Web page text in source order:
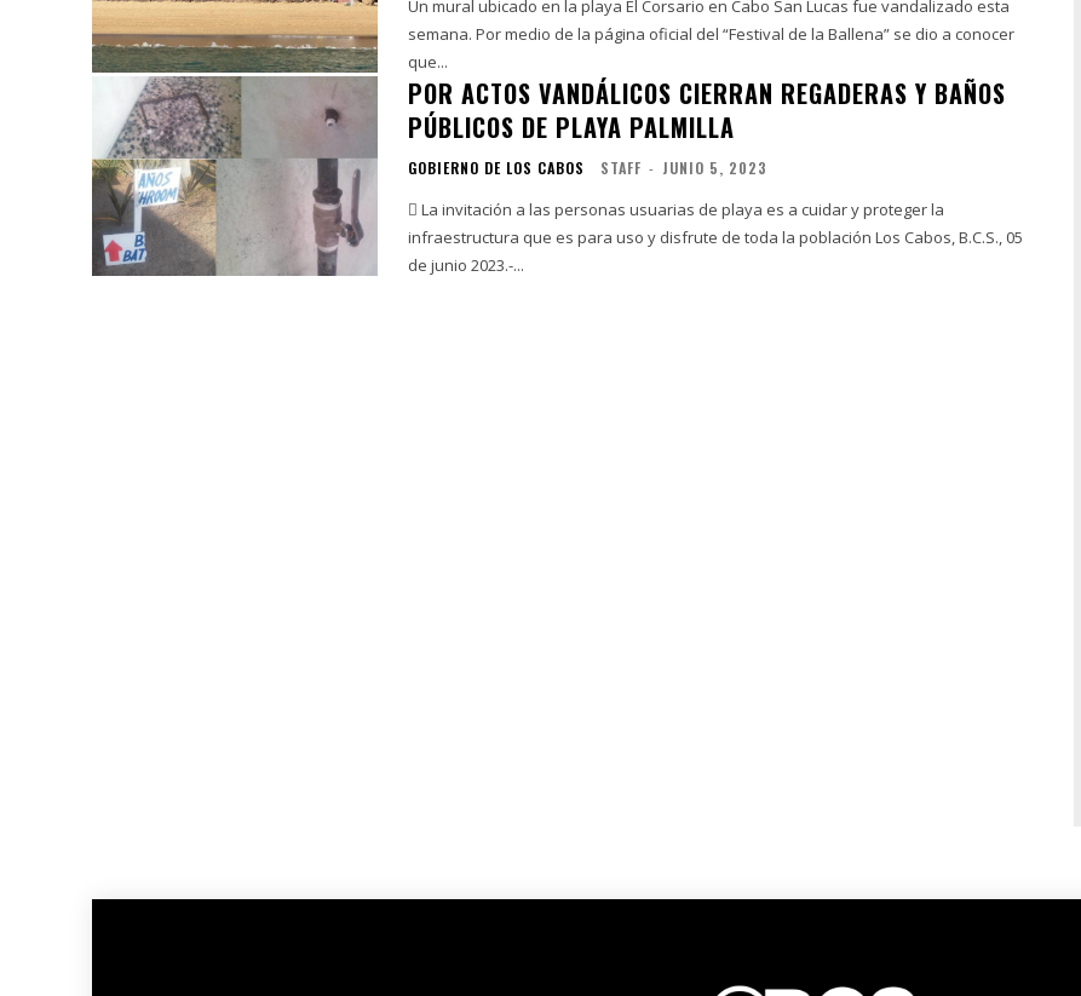
Un mural ubicado en la playa El Corsario en Cabo San Lucas fue vandalizado esta
semana. Por medio de la página oficial del “Festival de la Ballena” se dio a conocer
que...
POR ACTOS VANDÁLICOS CIERRAN REGADERAS Y BAÑOS
PÚBLICOS DE PLAYA PALMILLA
GOBIERNO DE LOS CABOS STAFF - JUNIO 5, 2023
 La invitación a las personas usuarias de playa es a cuidar y proteger la
infraestructura que es para uso y disfrute de toda la población Los Cabos, B.C.S., 05
de junio 2023.-...